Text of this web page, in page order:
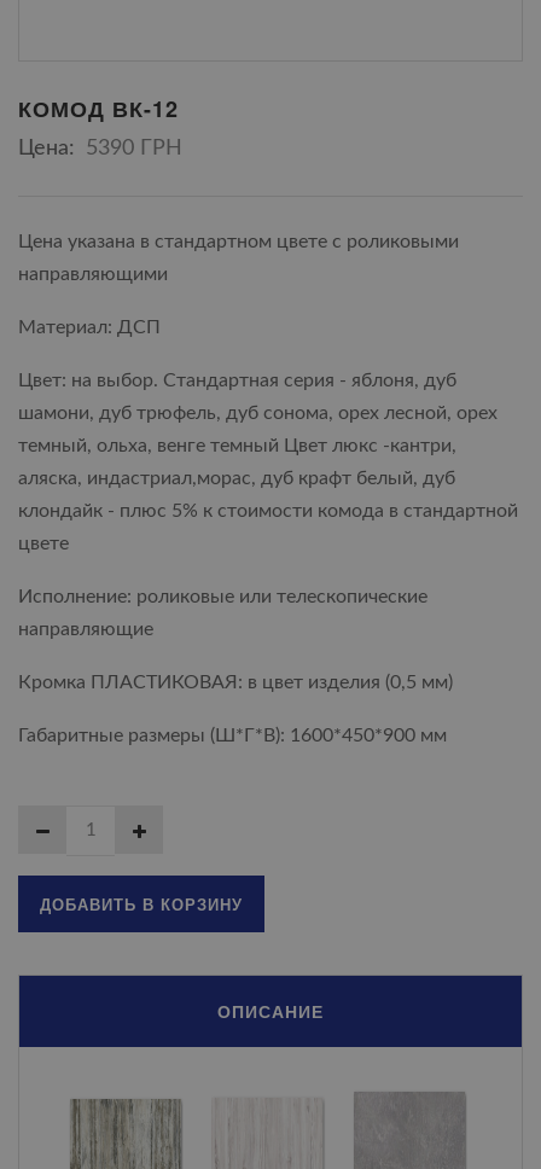
КОМОД ВК-12
Цена: 5390 ГРН
Цена указана в стандартном цвете с роликовыми
направляющими
Материал: ДСП
Цвет: на выбор. Стандартная серия - яблоня, дуб
шамони, дуб трюфель, дуб сонома, орех лесной, орех
темный, ольха, венге темный Цвет люкс -кантри,
аляска, индастриал,морас, дуб крафт белый, дуб
клондайк - плюс 5% к стоимости комода в стандартной
цвете
Исполнение: роликовые или телескопические
направляющие
Кромка ПЛАСТИКОВАЯ: в цвет изделия (0,5 мм)
Габаритные размеры (Ш*Г*В): 1600*450*900 мм
ДОБАВИТЬ В КОРЗИНУ
ОПИСАНИЕ